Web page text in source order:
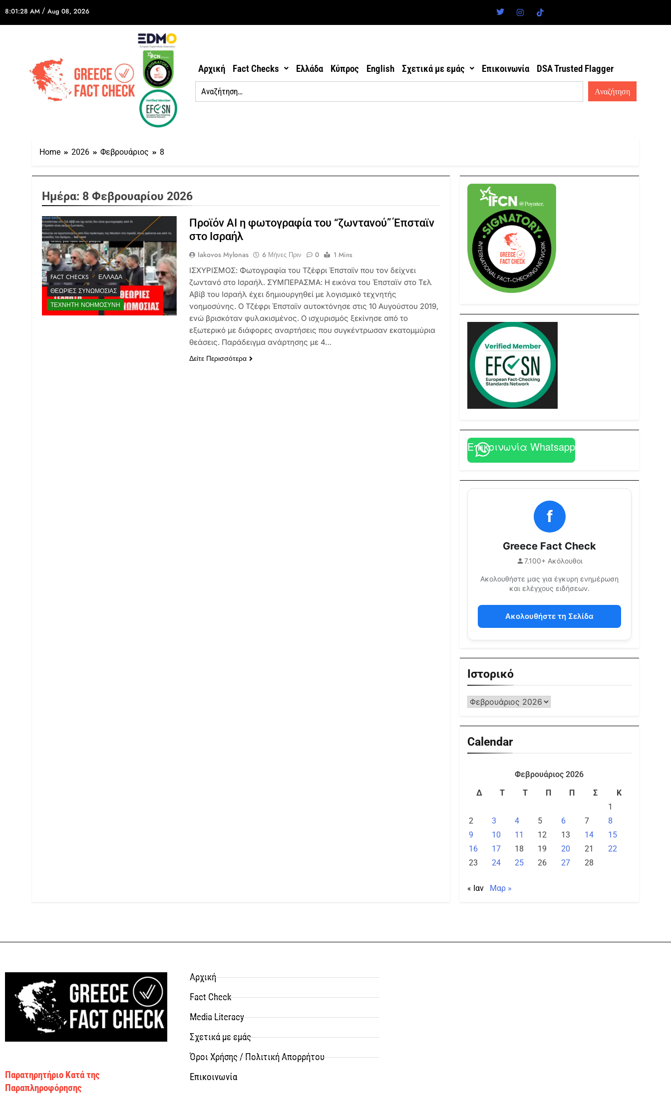
8:01:28 AM / Aug 08, 2026
Αρχική Fact Checks Ελλάδα Κύπρος English Σχετικά με εμάς Επικοινωνία DSA Trusted Flagger
Home 2026 Φεβρουάριος 8
Ημέρα: 8 Φεβρουαρίου 2026
FACT CHECKS
ΕΛΛΆΔΑ
ΘΕΩΡΊΕΣ ΣΥΝΩΜΟΣΊΑΣ
ΤΕΧΝΗΤΉ ΝΟΗΜΟΣΎΝΗ
Προϊόν AI η φωτογραφία του “ζωντανού” Έπσταϊν
στο Ισραήλ
Iakovos Mylonas 6 Μήνες Πριν 0
1 Mins
ΙΣΧΥΡΙΣΜΟΣ: Φωτογραφία του Τζέφρι Έπσταϊν που τον δείχνει
ζωντανό στο Ισραήλ. ΣΥΜΠΕΡΑΣΜΑ: Η εικόνα του Έπσταϊν στο Τελ
Αβίβ του Ισραήλ έχει δημιουργηθεί με λογισμικό τεχνητής
νοημοσύνης. O Τζέφρι Έπσταϊν αυτοκτόνησε στις 10 Αυγούστου 2019,
ενώ βρισκόταν φυλακισμένος. Ο ισχυρισμός ξεκίνησε από το
εξωτερικό με διάφορες αναρτήσεις που συγκέντρωσαν εκατομμύρια
θεάσεις. Παράδειγμα ανάρτησης με 4…
Δείτε Περισσότερα
Επικοινωνία Whatsapp
f
Greece Fact Check
7.100+ Ακόλουθοι
Ακολουθήστε μας για έγκυρη ενημέρωση
και ελέγχους ειδήσεων.
Ακολουθήστε τη Σελίδα
Ιστορικό
Calendar
Φεβρουάριος 2026
Δ
Τ Τ Π Π Σ
Κ
1
2
3 4 5 6 7
8
9
10 11 12 13 14
15
16
17 18 19 20 21
22
23
24 25 26 27 28
« Ιαν Μαρ »
Παρατηρητήριο Κατά της
Παραπληροφόρησης
Αρχική
Fact Check
Media Literacy
Σχετικά με εμάς
Όροι Χρήσης / Πολιτική Απορρήτου
Επικοινωνία